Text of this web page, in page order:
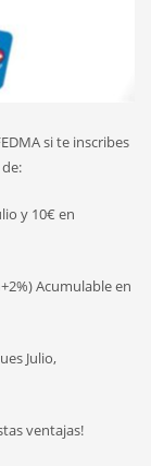
si te inscribes
y 10€ en
Acumulable en
Julio,
ventajas!